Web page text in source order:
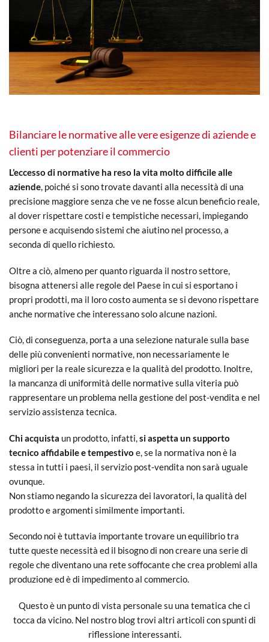
Bilanciare le normative alle vere esigenze di aziende e
clienti per potenziare il commercio
L’eccesso di normative ha reso la vita molto difficile alle
aziende, poiché si sono trovate davanti alla necessità di una
precisione maggiore senza che ve ne fosse alcun beneficio reale,
al dover rispettare costi e tempistiche necessari, impiegando
persone e acquisendo sistemi che aiutino nel processo, a
seconda di quello richiesto.
Oltre a ciò, almeno per quanto riguarda il nostro settore,
bisogna attenersi alle regole del Paese in cui si esportano i
propri prodotti, ma il loro costo aumenta se si devono rispettare
anche normative che interessano solo alcune nazioni.
Ciò, di conseguenza, porta a una selezione naturale sulla base
delle più convenienti normative, non necessariamente le
migliori per la reale sicurezza e la qualità del prodotto. Inoltre,
la mancanza di uniformità delle normative sulla viteria può
rappresentare un problema nella gestione del post-vendita e nel
servizio assistenza tecnica.
Chi acquista un prodotto, infatti,si aspetta un supporto
tecnico affidabile e tempestivo e, se la normativa non è la
stessa in tutti i paesi, il servizio post-vendita non sarà uguale
ovunque.
Non stiamo negando la sicurezza dei lavoratori, la qualità del
prodotto e argomenti similmente importanti.
Secondo noi è tuttavia importante trovare un equilibrio tra
tutte queste necessità ed il bisogno di non creare una serie di
regole che diventano una rete soffocante che crea problemi alla
produzione ed è di impedimento al commercio.
Questo è un punto di vista personale su una tematica che ci
tocca da vicino. Nel nostro blog trovi altri articoli con spunti di
riflessione interessanti.